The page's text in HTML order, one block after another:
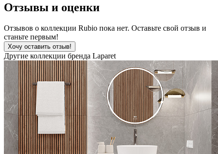
Отзывы и оценки
Отзывов о коллекции Rubio пока нет. Оставьте свой отзыв и
станьте первым!
Хочу оставить отзыв!
Другие коллекции бренда Laparet